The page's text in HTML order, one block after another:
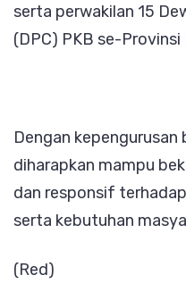
serta perwakilan 15
(DPC) PKB se-Provinsi
Dengan kepengurusan
diharapkan mampu
dan responsif
serta kebutuhan
(Red)